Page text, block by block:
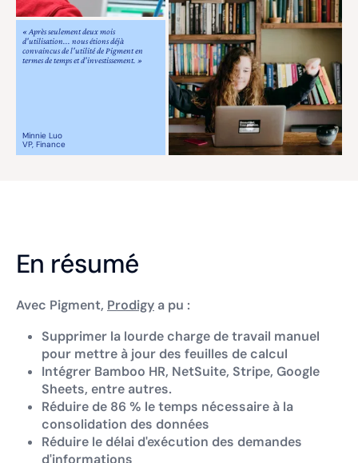
« Après seulement deux mois
d'utilisation... nous étions déjà
convaincus de l'utilité de Pigment en
termes de temps et d'investissement. »
Minnie Luo
VP, Finance
En résumé
Avec Pigment, Prodigy a pu :
Supprimer la lourde charge de travail manuel
pour mettre à jour des feuilles de calcul
Intégrer Bamboo HR, NetSuite, Stripe, Google
Sheets, entre autres.
Réduire de 86 % le temps nécessaire à la
consolidation des données
Réduire le délai d'exécution des demandes
d'informations